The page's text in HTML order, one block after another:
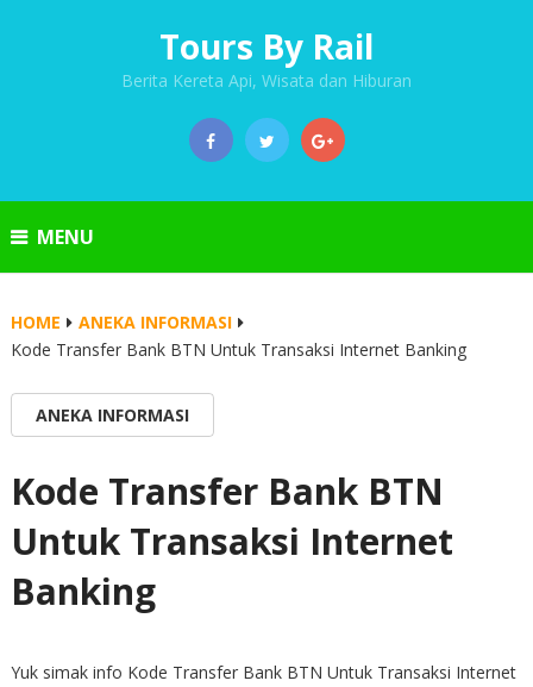
Tours By Rail
Berita Kereta Api, Wisata dan Hiburan
MENU
HOME
ANEKA INFORMASI
Kode Transfer Bank BTN Untuk Transaksi Internet Banking
ANEKA INFORMASI
Kode Transfer Bank BTN
Untuk Transaksi Internet
Banking
Yuk simak info Kode Transfer Bank BTN Untuk Transaksi Internet